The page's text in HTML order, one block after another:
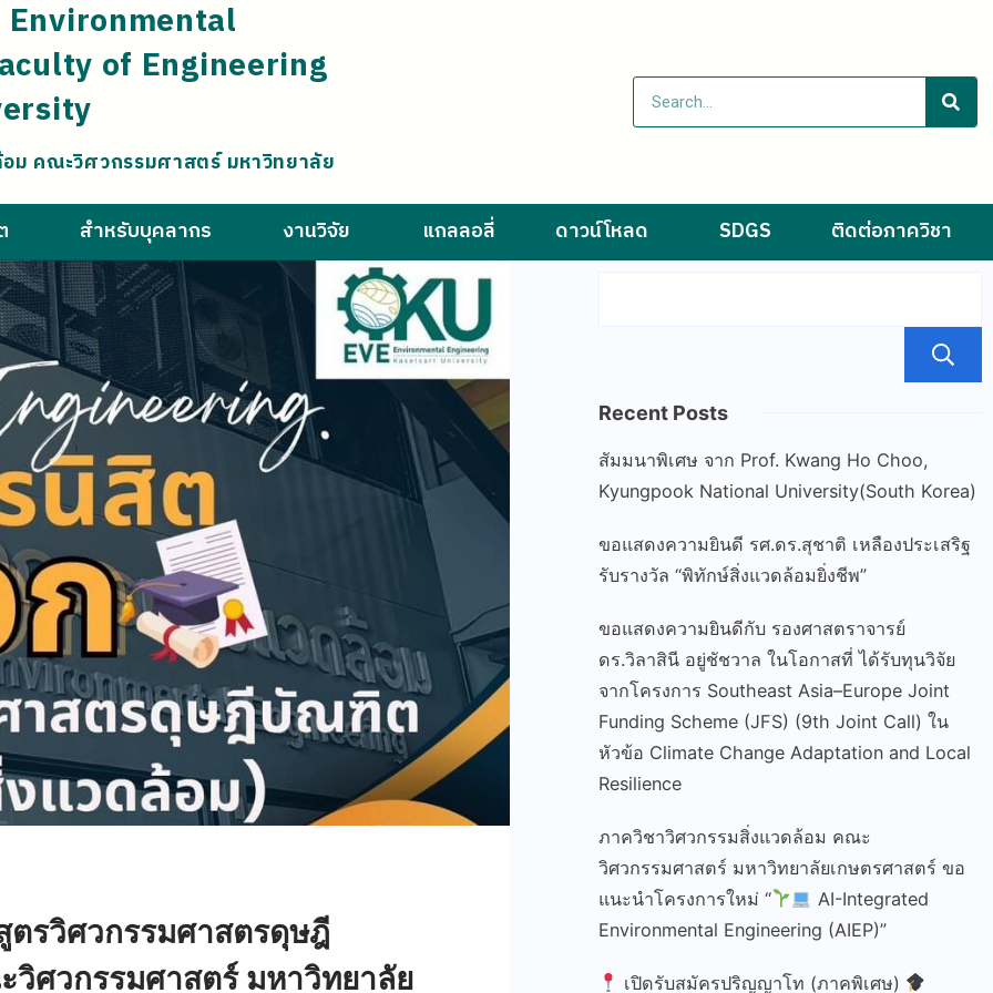
of Engineering
ม คณะวิศวกรรมศาสตร์ มหาวิทยาลัย
สำหรับบุคลากร งานวิจัย แกลลอลี่ ดาวน์โหลด SDGS ติดต่อภาควิชา
รวิศวกรรมศาสตรดุษฎี
ศวกรรมศาสตร์ มหาวิทยาลัย
Recent Posts
สัมมนาพิเศษ จาก Prof. Kwang Ho Choo,
Kyungpook National University(South Korea)
ขอแสดงความยินดี รศ.ดร.สุชาติ เหลืองประเสริฐ
รับรางวัล “พิทักษ์สิ่งแวดล้อมยิ่งชีพ”
ขอแสดงความยินดีกับ รองศาสตราจารย์
ดร.วิลาสินี อยู่ชัชวาล ในโอกาสที่ ได้รับทุนวิจัย
จากโครงการ Southeast Asia–Europe Joint
Funding Scheme (JFS) (9th Joint Call) ใน
หัวข้อ Climate Change Adaptation and Local
Resilience
ภาควิชาวิศวกรรมสิ่งแวดล้อม คณะ
วิศวกรรมศาสตร์ มหาวิทยาลัยเกษตรศาสตร์ ขอ
แนะนำโครงการใหม่ “
AI-Integrated
Environmental Engineering (AIEP)”
เปิดรับสมัครปริญญาโท (ภาคพิเศษ)